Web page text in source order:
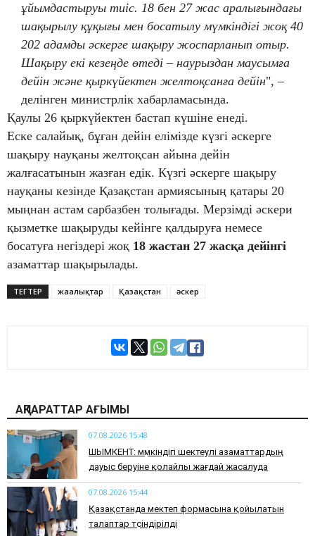
ұйымдастыруы тиіс. 18 бен 27 жас аралығындағы
шақырылу құқығы мен босатылу мүмкіндігі жоқ 40
202 адамды әскерге шақыру жоспарланып отыр.
Шақыру екі кезеңде өтеді – наурыздан маусымға
дейін және қыркүйектен желтоқсанға дейін", –
делінген министрлік хабарламасында.
Қаулы 26 қыркүйектен бастап күшіне енеді.
Еске салайық, бұған дейін елімізде күзгі әскерге
шақыру науқаны желтоқсан айына дейін
жалғасатынын жазған едік. Күзгі әскерге шақыру
науқаны кезінде Қазақстан армиясының қатары 20
мыңнан астам сарбазбен толығады. Мерзімді әскери
қызметке шақыруды кейінге қалдыруға немесе
босатуға негіздері жоқ 18 жастан 27 жасқа дейінгі
азаматтар шақырылады.
ТЕГТЕР жаңалықтар Қазақстан әскер
АҚПАРАТТАР АҒЫМЫ
07.08.2026 15:48
ШЫМКЕНТ: мүмкіндігі шектеулі азаматтардың
дауыс беруіне қолайлы жағдай жасалуда
07.08.2026 15:44
Қазақстанда мектеп формасына қойылатын
талаптар түсіндірілді